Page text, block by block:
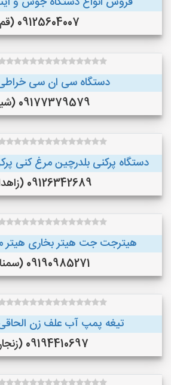
09125604007 (قم)
دستگاه سی ان سی خراطی ۶
09177379579 (شیراز)
دستگاه پرکنی بلدرچین مرغ کنی
09126342689 (زاهدان )
هیترجت جت هیتر بخاری
09190985271 (سمنان )
تیغه پمپ آب علف زن
09194410697 (زنجان )